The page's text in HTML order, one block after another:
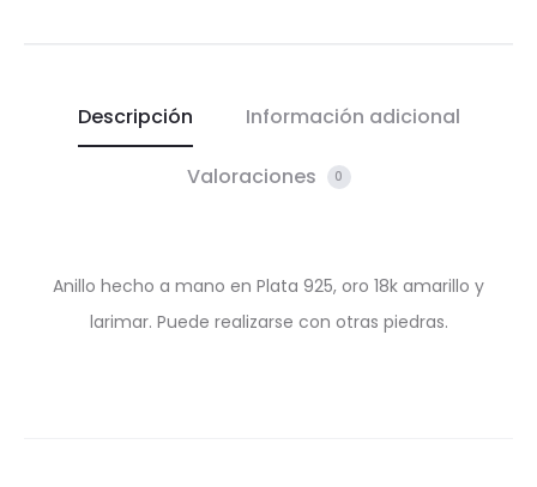
Descripción Información adicional
Valoraciones 0
Anillo hecho a mano en Plata 925, oro 18k amarillo y
larimar. Puede realizarse con otras piedras.